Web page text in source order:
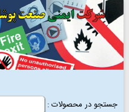
جستجو در محصولات :